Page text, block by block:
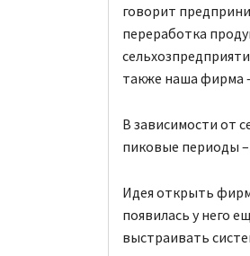
говорит
переработка
также наша фирма
В зависимости от
пиковые периоды
Идея открыть
появилась у него
выстраивать